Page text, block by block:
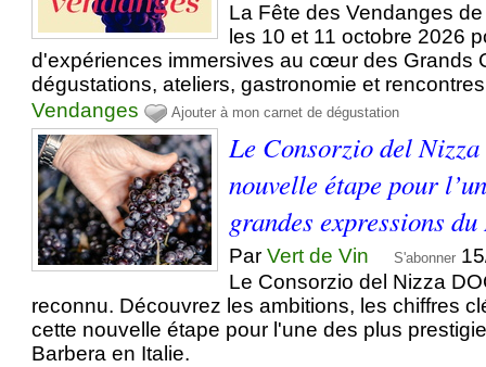
La Fête des Vendanges
les 10 et 11 octobre 2026
d'expériences immersives au cœur des Grands
dégustations, ateliers, gastronomie et
Vendanges
Ajouter à mon carnet de dégustation
Le Consorzio del
nouvelle étape pour
grandes expressions
ParVert de Vin S'abonner
Le Consorzio del Nizza
reconnu. Découvrez les ambitions, les chiffres
cette nouvelle étape pour l'une des plus
Barbera en Italie.